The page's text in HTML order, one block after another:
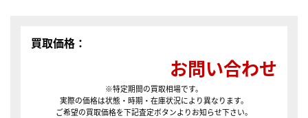
買取価格：
お問い合わせ
※特定期間の買取相場です。
実際の価格は状態・時期・在庫状況により異なります。
ご希望の買取価格を下記査定ボタンよりお知らせ下さい。